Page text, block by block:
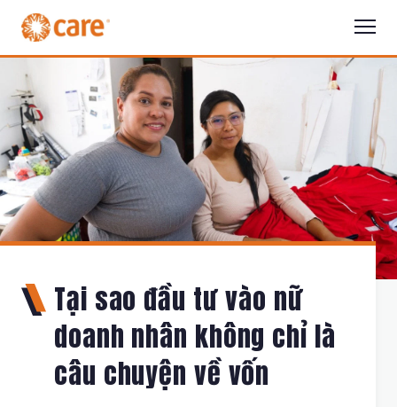
Tại sao đầu tư vào nữ
doanh nhân không chỉ là
câu chuyện về vốn